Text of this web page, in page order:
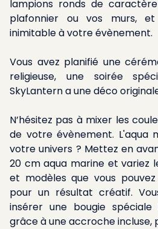
lampions ronds de
plafonnier ou vos murs,
inimitable à votre évènement.
Vous avez planifié une
religieuse, une soirée
SkyLantern a une déco
N’hésitez pas à mixer les
de votre évènement. L'aqua
votre univers ? Mettez en
20 cm aqua marine et variez
et modèles que vous
pour un résultat créatif.
insérer une bougie spéciale
grâce à une accroche incluse,